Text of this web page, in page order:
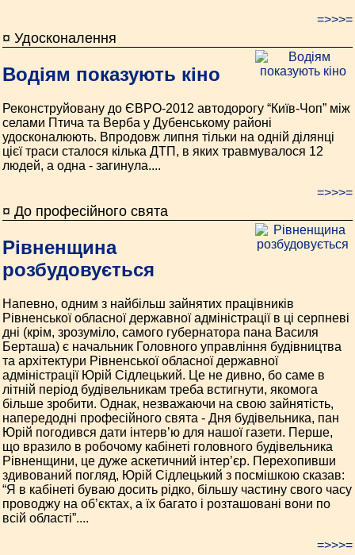
=>>>=
¤ Удосконалення
Водіям показують кіно
Реконструйовану до ЄВРО-2012 автодорогу “Київ-Чоп” між
селами Птича та Верба у Дубенському районі
удосконалюють. Впродовж липня тільки на одній ділянці
цієї траси сталося кілька ДТП, в яких травмувалося 12
людей, а одна - загинула....
=>>>=
¤ До професійного свята
Рівненщина
розбудовується
Напевно, одним з найбільш зайнятих працівників
Рівненської обласної державної адміністрації в ці серпневі
дні (крім, зрозуміло, самого губернатора пана Василя
Берташа) є начальник Головного управління будівництва
та архітектури Рівненської обласної державної
адміністрації Юрій Сідлецький. Це не дивно, бо саме в
літній період будівельникам треба встигнути, якомога
більше зробити. Однак, незважаючи на свою зайнятість,
напередодні професійного свята - Дня будівельника, пан
Юрій погодився дати інтерв’ю для нашої газети. Перше,
що вразило в робочому кабінеті головного будівельника
Рівненщини, це дуже аскетичний інтер’єр. Перехопивши
здивований погляд, Юрій Сідлецький з посмішкою сказав:
“Я в кабінеті буваю досить рідко, більшу частину свого часу
проводжу на об’єктах, а їх багато і розташовані вони по
всій області”....
=>>>=